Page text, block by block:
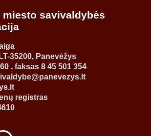
miesto savivaldybės
35200, Panevėžys
, faksas 8 45 501 354
registras